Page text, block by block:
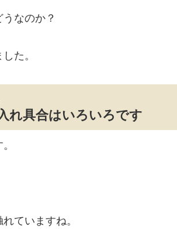
なのか？
た。
れ具合はいろいろです
ていますね。